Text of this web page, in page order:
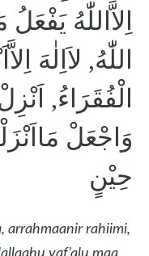
اِلاَّاللّٰهُ
اللّٰهُ, لاَاِلٰهَ
الْفُقَرَاءُ,
وَاجْعَلْ
حِيْنٍ
arrahmaanir rahiimi,